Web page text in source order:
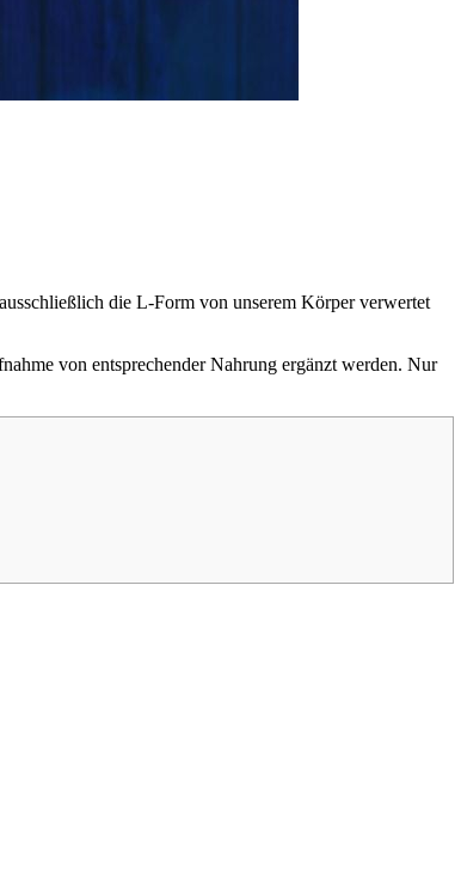
die L-Form von unserem Körper verwertet
von entsprechender Nahrung ergänzt werden. Nur